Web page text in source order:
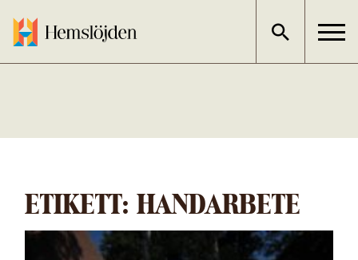
innehållet
ETIKETT: HANDARBETE